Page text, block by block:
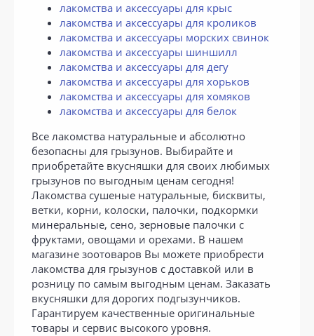
лакомства и аксессуары для крыс
лакомства и аксессуары для кроликов
лакомства и аксессуары морских свинок
лакомства и аксессуары шиншилл
лакомства и аксессуары для дегу
лакомства и аксессуары для хорьков
лакомства и аксессуары для хомяков
лакомства и аксессуары для белок
Все лакомства натуральные и абсолютно
безопасны для грызунов. Выбирайте и
приобретайте вкусняшки для своих любимых
грызунов по выгодным ценам сегодня!
Лакомства сушеные натуральные, бисквиты,
ветки, корни, колоски, палочки, подкормки
минеральные, сено, зерновые палочки с
фруктами, овощами и орехами. В нашем
магазине зоотоваров Вы можете приобрести
лакомства для грызунов с доставкой или в
розницу по самым выгодным ценам. Заказать
вкусняшки для дорогих подгызунчиков.
Гарантируем качественные оригинальные
товары и сервис высокого уровня.